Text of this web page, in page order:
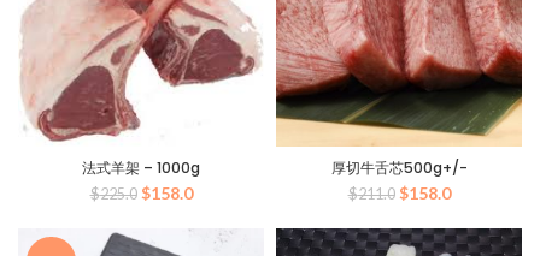
法式羊架 – 1000g
$225.0 原
$158.0目
價
厚切牛舌芯500g+/-
$211.0 原
價
$158.0目
價